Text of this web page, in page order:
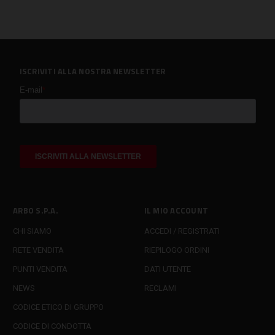
ARBO S.P.A.
CHI SIAMO
RETE VENDITA
PUNTI VENDITA
NEWS
CODICE ETICO DI GRUPPO
CODICE DI CONDOTTA
IL MIO ACCOUNT
ACCEDI / REGISTRATI
RIEPILOGO ORDINI
DATI UTENTE
RECLAMI
ISCRIVITI ALLA NOSTRA NEWSLETTER